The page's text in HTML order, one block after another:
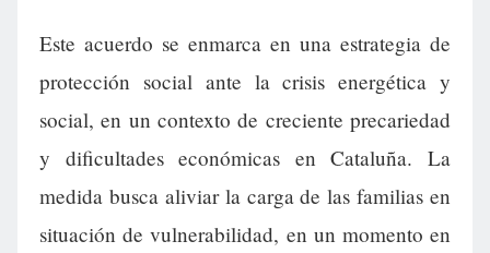
Este acuerdo se enmarca en una estrategia de
protección social ante la crisis energética y
social, en un contexto de creciente precariedad
y dificultades económicas en Cataluña. La
medida busca aliviar la carga de las familias en
situación de vulnerabilidad, en un momento en